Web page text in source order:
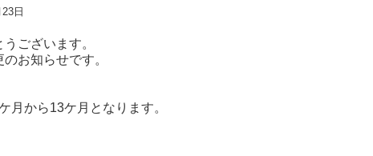
日
ございます。
お知らせです。
月から13ケ月となります。